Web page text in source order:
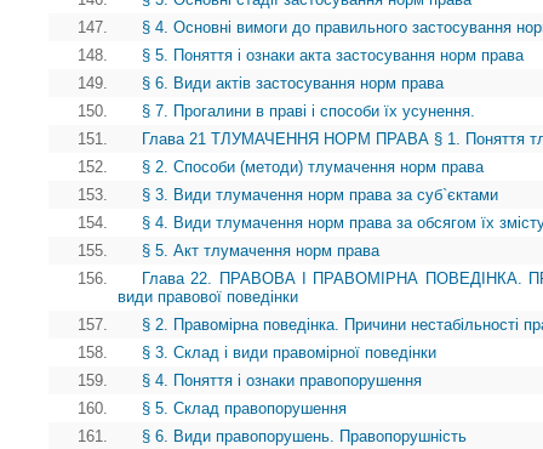
147.
§ 4. Основні вимоги до правильного застосування
148.
§ 5. Поняття і ознаки акта застосування норм права
149.
§ 6. Види актів застосування норм права
150.
§ 7. Прогалини в праві і способи їх усунення.
151.
Глава 21 ТЛУМАЧЕННЯ НОРМ ПРАВА § 1. Поняття
152.
§ 2. Способи (методи) тлумачення норм права
153.
§ 3. Види тлумачення норм права за суб`єктами
154.
§ 4. Види тлумачення норм права за обсягом їх
155.
§ 5. Акт тлумачення норм права
156.
Глава 22. ПРАВОВА І ПРАВОМІРНА ПОВЕДІНКА.
види правової поведінки
157.
§ 2. Правомірна поведінка. Причини нестабільності
158.
§ 3. Склад і види правомірної поведінки
159.
§ 4. Поняття і ознаки правопорушення
160.
§ 5. Склад правопорушення
161.
§ 6. Види правопорушень. Правопорушність